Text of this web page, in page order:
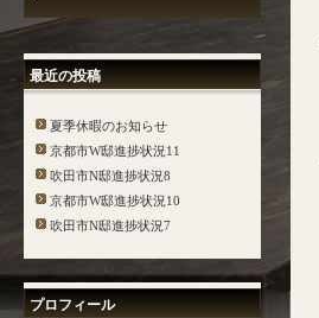
最近の投稿
夏季休暇のお知らせ
京都市W邸進捗状況11
吹田市N邸進捗状況8
京都市W邸進捗状況10
吹田市N邸進捗状況7
プロフィール